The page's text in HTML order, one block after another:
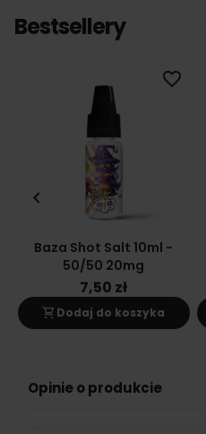
Bestsellery
Baza Shot Salt 10ml -
50/50 20mg
7,50 zł
shopping_cart Dodaj do koszyka
favorite_border
keyboard_arrow_left
Opinie o produkcie